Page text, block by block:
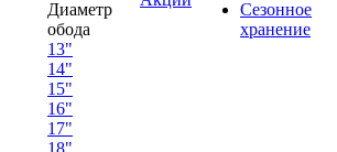
Диаметр
обода
13"
14"
15"
16"
17"
18"
Сезонное
хранение